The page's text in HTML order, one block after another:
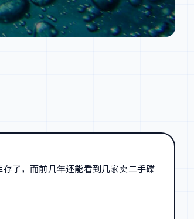
了，而前几年还能看到几家卖二手碟